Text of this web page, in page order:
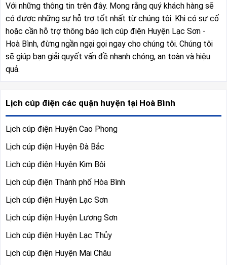
Với những thông tin trên đây. Mong rằng quý khách hàng sẽ
có được những sự hỗ trợ tốt nhất từ chúng tôi. Khi có sự cố
hoặc cần hỗ trợ thông báo lịch cúp điện Huyện Lạc Sơn -
Hoà Bình, đừng ngần ngại gọi ngay cho chúng tôi. Chúng tôi
sẽ giúp bạn giải quyết vấn đề nhanh chóng, an toàn và hiệu
quả.
Lịch cúp điện các quận huyện tại Hoà Bình
Lịch cúp điện Huyện Cao Phong
Lịch cúp điện Huyện Đà Bắc
Lịch cúp điện Huyện Kim Bôi
Lịch cúp điện Thành phố Hòa Bình
Lịch cúp điện Huyện Lạc Sơn
Lịch cúp điện Huyện Lương Sơn
Lịch cúp điện Huyện Lạc Thủy
Lịch cúp điện Huyện Mai Châu